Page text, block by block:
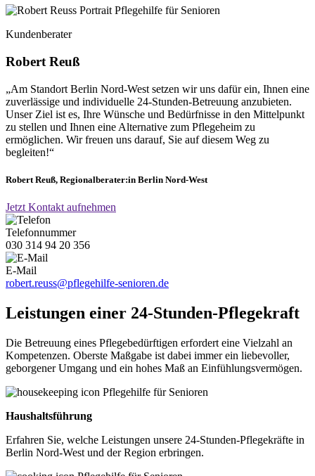
Kundenberater
Robert Reuß
„Am Standort Berlin Nord-West setzen wir uns dafür ein, Ihnen eine
zuverlässige und individuelle 24-Stunden-Betreuung anzubieten.
Unser Ziel ist es, Ihre Wünsche und Bedürfnisse in den Mittelpunkt
zu stellen und Ihnen eine Alternative zum Pflegeheim zu
ermöglichen. Wir freuen uns darauf, Sie auf diesem Weg zu
begleiten!“
Robert Reuß, Regionalberater:in Berlin Nord-West
Jetzt Kontakt aufnehmen
Telefonnummer
030 314 94 20 356
E-Mail
robert.reuss@pflegehilfe-senioren.de
Leistungen einer 24-Stunden-Pflegekraft
Die Betreuung eines Pflegebedürftigen erfordert eine Vielzahl an
Kompetenzen. Oberste Maßgabe ist dabei immer ein liebevoller,
geborgener Umgang und ein hohes Maß an Einfühlungsvermögen.
Haushaltsführung
Erfahren Sie, welche Leistungen unsere 24-Stunden-Pflegekräfte in
Berlin Nord-West und der Region erbringen.